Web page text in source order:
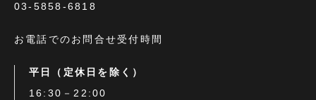
03-5858-6818
お電話でのお問合せ受付時間
平日（定休日を除く）
16:30－22:00